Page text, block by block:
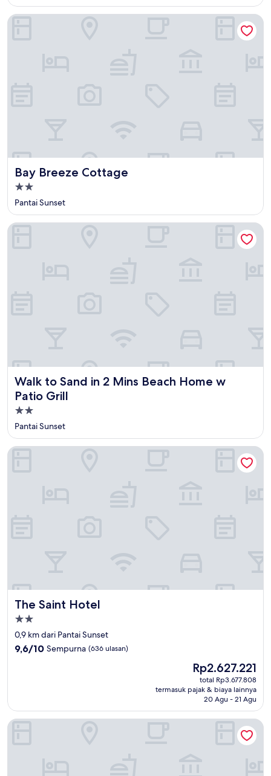
Bay Breeze Cottage
Bay Breeze Cottage
Properti
bintang
2.0
Pantai Sunset
Bay Breeze Cottage
Walk to Sand in 2 Mins Beach Home w
Patio Grill
Walk to Sand in 2 Mins Beach Home w Patio Grill
Properti
bintang
2.0
Pantai Sunset
Walk to Sand in 2 Mins Beach Home w Patio Grill
The Saint Hotel
The Saint Hotel
Properti
bintang
2.0
0,9 km dari Pantai Sunset
9.6
9,6/10 Sempurna (636 ulasan)
Harga
sekarang
Rp2.627.221
Rp2.627.221
total Rp3.677.808
termasuk pajak & biaya lainnya
20 Agu - 21 Agu
The Saint Hotel
St Pete Beach Suites